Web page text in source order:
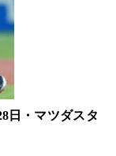
・マツダスタ